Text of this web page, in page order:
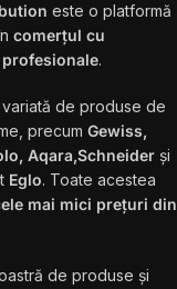
este o platformă
comerțul cu
.
de produse de
precum Gewiss,
Aqara,Schneider și
Eglo. Toate acestea
mai mici prețuri din
de produse și